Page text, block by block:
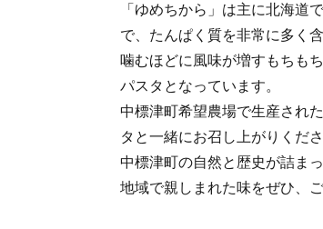
「ゆめちから」は主に北海道
で、たんぱく質を非常に多く
噛むほどに風味が増すもちも
パスタとなっています。
中標津町希望農場で生産され
タと一緒にお召し上がりくださ
中標津町の自然と歴史が詰まっ
地域で親しまれた味をぜひ、